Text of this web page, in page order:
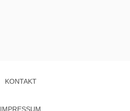
KONTAKT
IMPRESSUM